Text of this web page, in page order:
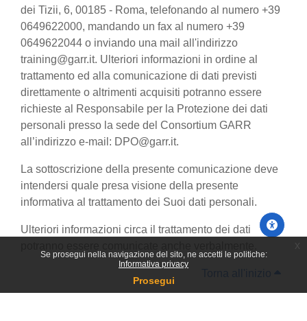
Se prosegui nella navigazione del sito, ne accetti le politiche:
Informativa privacy
Prosegui
dei Tizii, 6, 00185 - Roma, telefonando al numero +39
0649622000, mandando un fax al numero +39
0649622044 o inviando una mail all'indirizzo
training@garr.it. Ulteriori informazioni in ordine al
trattamento ed alla comunicazione di dati previsti
direttamente o altrimenti acquisiti potranno essere
richieste al Responsabile per la Protezione dei dati
personali presso la sede del Consortium GARR
all’indirizzo e-mail: DPO@garr.it.
La sottoscrizione della presente comunicazione deve
intendersi quale presa visione della presente
informativa al trattamento dei Suoi dati personali.
Ulteriori informazioni circa il trattamento dei dati